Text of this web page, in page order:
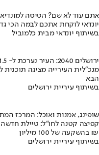
אתם עוד לא שם? הטיסה
יונדאי לוקחת אתכם לבמה הכי
בשיתוף יונדאי מבית כלמוביל
ירושלים 2040: העיר נערכת ל- 1.5 מליון תושבים
מנכ"לית העירייה מציגה
הבא
בשיתוף עיריית ירושלים
שופינג, אמנות ואוכל: המרכז
קפיצה קטנה לחו"ל: טיילת
בהשקעה של 100 מיליון ₪
בשיתוף עיריית ירושלים